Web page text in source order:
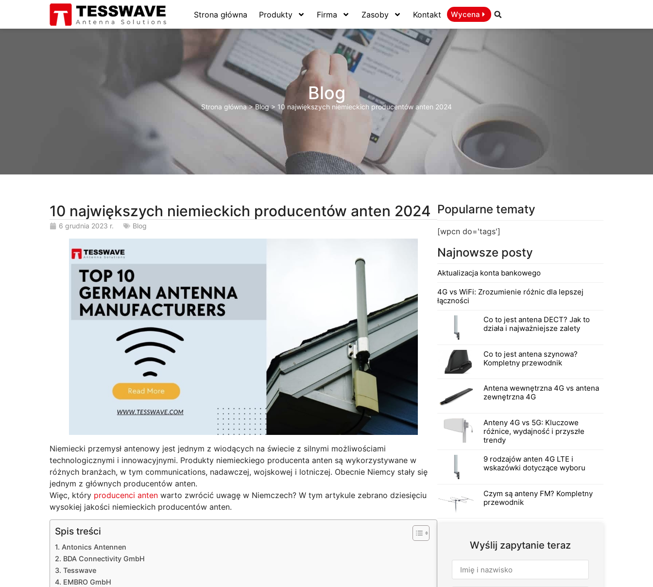
Strona główna Produkty Firma Zasoby Kontakt Wycena
Blog
Strona główna>Blog> 10 największych niemieckich producentów anten 2024
10 największych niemieckich producentów anten 2024
6 grudnia 2023 r. Blog
Niemiecki przemysł antenowy jest jednym z wiodących na świecie z silnymi możliwościami
technologicznymi i innowacyjnymi. Produkty niemieckiego producenta anten są wykorzystywane w
różnych branżach, w tym communications, nadawczej, wojskowej i lotniczej. Obecnie Niemcy stały się
jednym z głównych producentów anten.
Więc, który producenci anten warto zwrócić uwagę w Niemczech? W tym artykule zebrano dziesięciu
wysokiej jakości niemieckich producentów anten.
Spis treści
1. Antonics Antennen
2. BDA Connectivity GmbH
3. Tesswave
4. EMBRO GmbH
Popularne tematy
[wpcn do='tags']
Najnowsze posty
Aktualizacja konta bankowego
4G vs WiFi: Zrozumienie różnic dla lepszej
łączności
Co to jest antena DECT? Jak to
działa i najważniejsze zalety
Co to jest antena szynowa?
Kompletny przewodnik
Antena wewnętrzna 4G vs antena
zewnętrzna 4G
Anteny 4G vs 5G: Kluczowe
różnice, wydajność i przyszłe
trendy
9 rodzajów anten 4G LTE i
wskazówki dotyczące wyboru
Czym są anteny FM? Kompletny
przewodnik
Wyślij zapytanie teraz